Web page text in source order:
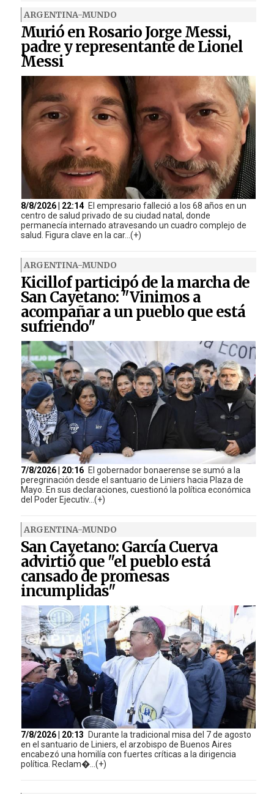
ARGENTINA-MUNDO
Murió en Rosario Jorge Messi,
padre y representante de Lionel
Messi
8/8/2026 | 22:14 El empresario falleció a los 68 años en un
centro de salud privado de su ciudad natal, donde
permanecía internado atravesando un cuadro complejo de
salud. Figura clave en la car...(+)
ARGENTINA-MUNDO
Kicillof participó de la marcha de
San Cayetano: "Vinimos a
acompañar a un pueblo que está
sufriendo"
7/8/2026 | 20:16 El gobernador bonaerense se sumó a la
peregrinación desde el santuario de Liniers hacia Plaza de
Mayo. En sus declaraciones, cuestionó la política económica
del Poder Ejecutiv...(+)
ARGENTINA-MUNDO
San Cayetano: García Cuerva
advirtió que "el pueblo está
cansado de promesas
incumplidas"
7/8/2026 | 20:13
Durante la tradicional misa del 7 de agosto
en el santuario de Liniers, el arzobispo de Buenos Aires
encabezó una homilía con fuertes críticas a la dirigencia
política. Reclam�...(+)